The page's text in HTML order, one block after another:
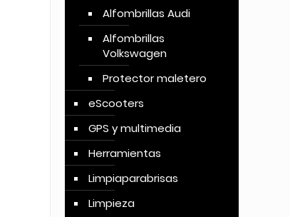
Alfombrillas Audi
Alfombrillas
Volkswagen
Protector maletero
eScooters
GPS y multimedia
Herramientas
Limpiaparabrisas
Limpieza